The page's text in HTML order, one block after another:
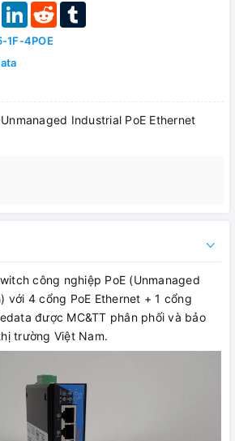
Email LinkedInReddit
1F-4POE
Industrial PoE Ethernet
công nghiệp PoE (Unmanaged
với 4 cổng PoE Ethernet + 1 cổng
được MC&TT phân phối và bảo
trường Việt Nam.